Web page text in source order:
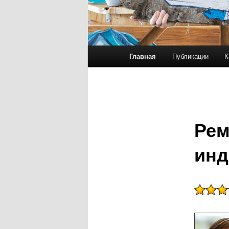
Перейти к основному
Перейти к
Главная Публикации